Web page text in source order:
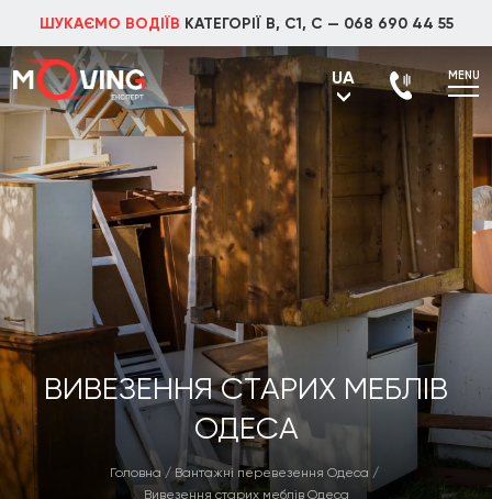
ШУКАЄМО ВОДІЇВ КАТЕГОРІЇ В, С1, С — 068 690 44 55
UA
UA
RU
MENU
ВИВЕЗЕННЯ СТАРИХ МЕБЛІВ
ОДЕСА
Головна / Вантажні перевезення Одеса /
Вивезення старих меблів Одеса